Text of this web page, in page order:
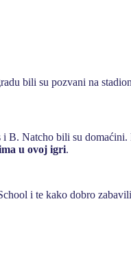
bili su pozvani na
Natcho bili su
u ovoj igri.
i te kako dobro